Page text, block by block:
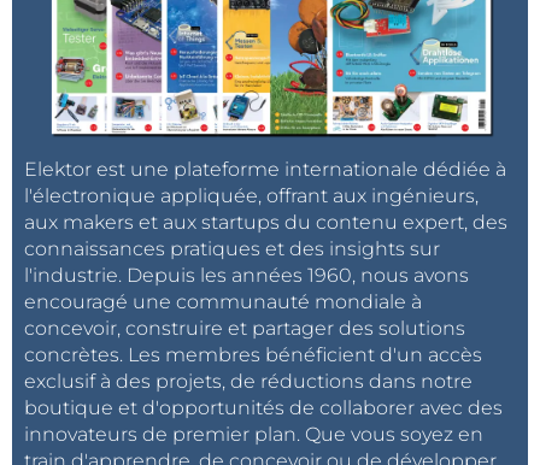
Elektor est une plateforme internationale dédiée à
l'électronique appliquée, offrant aux ingénieurs,
aux makers et aux startups du contenu expert, des
connaissances pratiques et des insights sur
l'industrie. Depuis les années 1960, nous avons
encouragé une communauté mondiale à
concevoir, construire et partager des solutions
concrètes. Les membres bénéficient d'un accès
exclusif à des projets, de réductions dans notre
boutique et d'opportunités de collaborer avec des
innovateurs de premier plan. Que vous soyez en
train d'apprendre, de concevoir ou de développer